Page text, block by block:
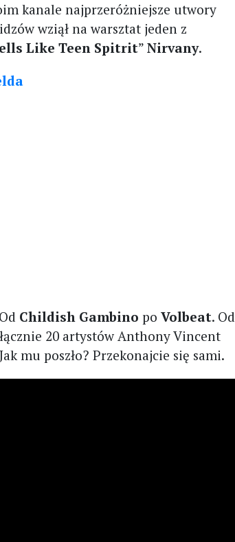
kanale najprzeróżniejsze utwory
wziął na warsztat jeden z
Like Teen Spitrit”Nirvany.
Childish Gambino poVolbeat. Od
20 artystów Anthony Vincent
mu poszło? Przekonajcie się sami.